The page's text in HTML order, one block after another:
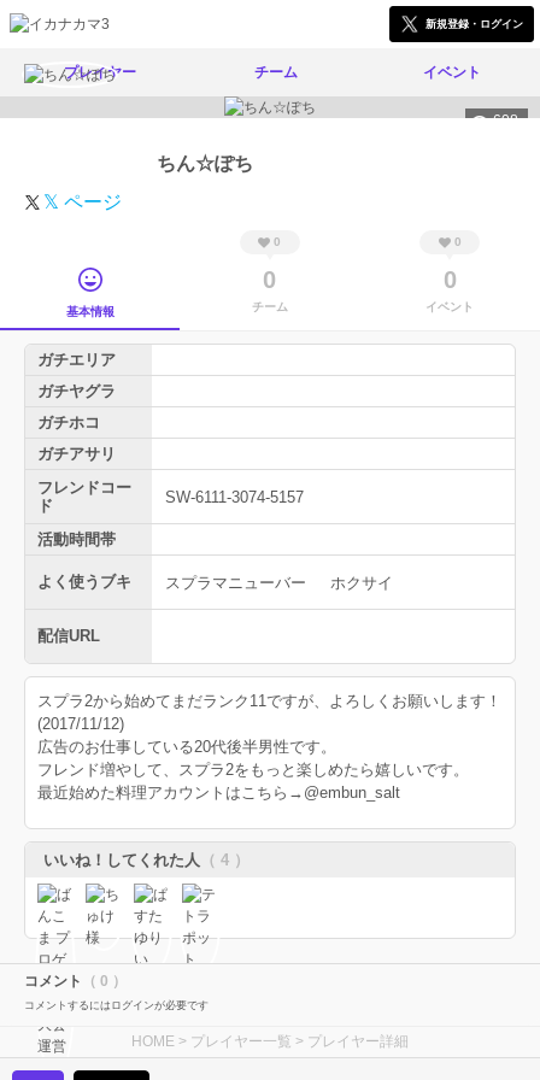
新規登録・ログイン
プレイヤー チーム イベント
608
ちん☆ぽち
𝕏 ページ
基本情報
0
0
チーム
0
0
イベント
ガチエリア
ガチヤグラ
ガチホコ
ガチアサリ
フレンドコー
ド
SW-6111-3074-5157
活動時間帯
よく使うブキ スプラマニューバー ホクサイ
配信URL
スプラ2から始めてまだランク11ですが、よろしくお願いします！
(2017/11/12)
広告のお仕事している20代後半男性です。
フレンド増やして、スプラ2をもっと楽しめたら嬉しいです。
最近始めた料理アカウントはこちら→@embun_salt
いいね！してくれた人 （ 4 ）
コメント （ 0 ）
コメントするにはログインが必要です
HOME > プレイヤー一覧 > プレイヤー詳細